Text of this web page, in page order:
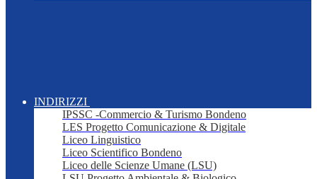
INDIRIZZI
IPSSC -Commercio & Turismo Bondeno
LES Progetto Comunicazione & Digitale
Liceo Linguistico
Liceo Scientifico Bondeno
Liceo delle Scienze Umane (LSU)